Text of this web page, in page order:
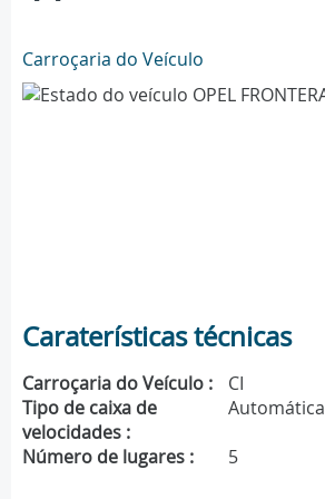
Carroçaria do Veículo
Caraterísticas técnicas
Carroçaria do Veículo : CI
Tipo de caixa de
velocidades :
Automática
Número de lugares :
5